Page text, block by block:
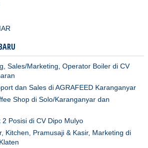
Sales/Marketing, Operator Boiler di CV
dan Sales di AGRAFEED Karanganyar
Shop di Solo/Karanganyar dan
Posisi di CV Dipo Mulyo
Kitchen, Pramusaji & Kasir, Marketing di